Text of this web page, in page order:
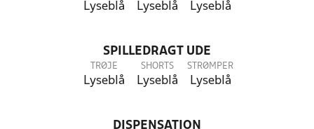
Lyseblå Lyseblå Lyseblå
SPILLEDRAGT UDE
TRØJE
Lyseblå
SHORTS
Lyseblå
STRØMPER
Lyseblå
DISPENSATION